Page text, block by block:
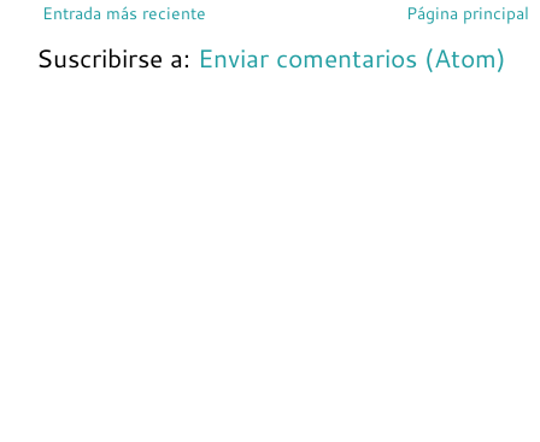
Entrada más reciente Página principal
Suscribirse a: Enviar comentarios (Atom)